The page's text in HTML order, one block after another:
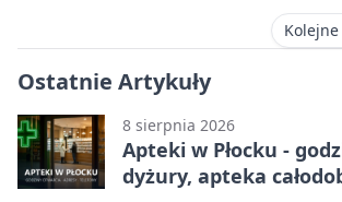
Ostatnie Artykuły
8 sierpnia 2026
Apteki w Płocku -
dyżury, apteka